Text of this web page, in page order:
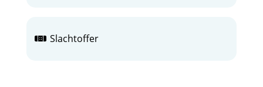
Slachtoffer